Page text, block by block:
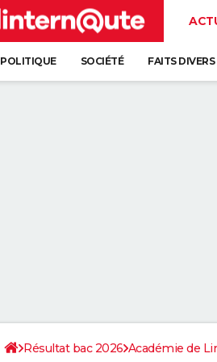
POLITIQUE SOCIÉTÉ FAITS DIVERS
Résultat bac 2026 Académie de